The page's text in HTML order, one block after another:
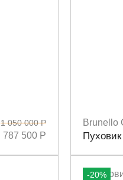
1 050 000 Р
787 500 Р Размеры
Brunello
Пуховик
-20%